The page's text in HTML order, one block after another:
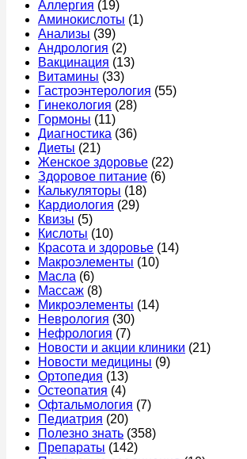
Аллергия (19)
Аминокислоты (1)
Анализы (39)
Андрология (2)
Вакцинация (13)
Витамины (33)
Гастроэнтерология (55)
Гинекология (28)
Гормоны (11)
Диагностика (36)
Диеты (21)
Женское здоровье (22)
Здоровое питание (6)
Калькуляторы (18)
Кардиология (29)
Квизы (5)
Кислоты (10)
Красота и здоровье (14)
Макроэлементы (10)
Масла (6)
Массаж (8)
Микроэлементы (14)
Неврология (30)
Нефрология (7)
Новости и акции клиники (21)
Новости медицины (9)
Ортопедия (13)
Остеопатия (4)
Офтальмология (7)
Педиатрия (20)
Полезно знать (358)
Препараты (142)